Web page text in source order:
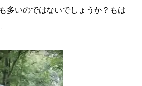
多いのではないでしょうか？もは